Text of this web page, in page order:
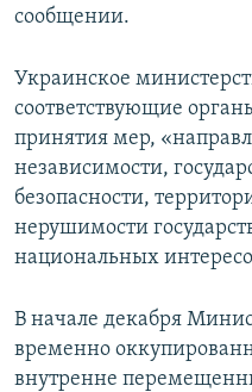
сообщении.
Украинское
соответствующие
принятия мер,
независимости,
безопасности,
нерушимости
национальных
В начале декабря
временно
внутренне